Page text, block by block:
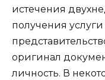
истечения
получения
оригинал
личность. В